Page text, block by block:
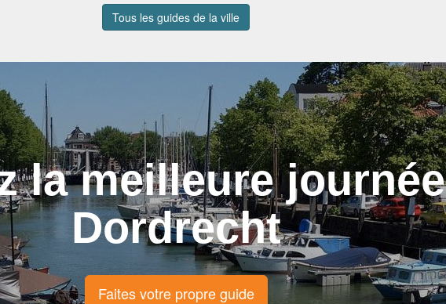
Tous les guides de la ville
la meilleure journée
Dordrecht
Faites votre propre guide